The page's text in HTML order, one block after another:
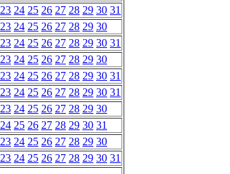
23 24 25 26 27 28 29 30 31
23 24 25 26 27 28 29 30
23 24 25 26 27 28 29 30 31
23 24 25 26 27 28 29 30
23 24 25 26 27 28 29 30 31
23 24 25 26 27 28 29 30 31
23 24 25 26 27 28 29 30
24 25 26 27 28 29 30 31
23 24 25 26 27 28 29 30
23 24 25 26 27 28 29 30 31